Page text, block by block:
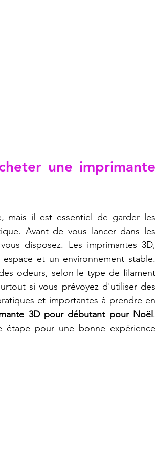
une imprimante
mais il est essentiel de garder les
Avant de vous lancer dans les
disposez. Les imprimantes 3D,
et un environnement stable.
odeurs, selon le type de filament
si vous prévoyez d'utiliser des
et importantes à prendre en
3D pour débutant pour Noël .
étape pour une bonne expérience